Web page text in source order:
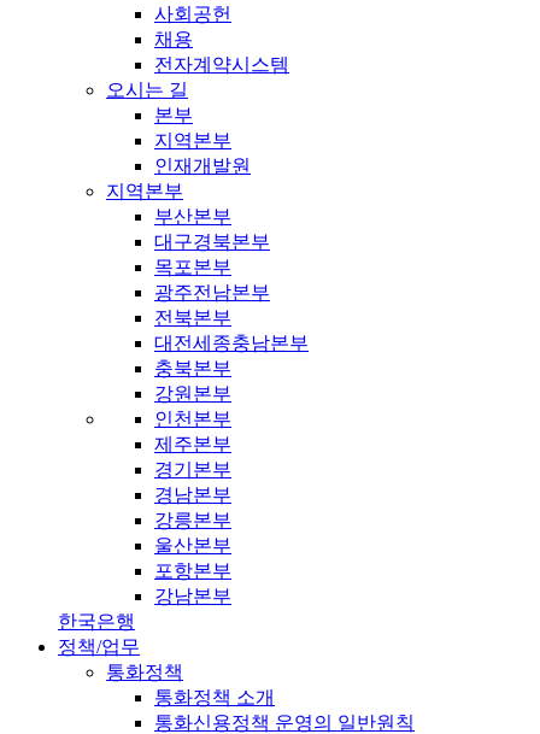
사회공헌
채용
전자계약시스템
오시는 길
본부
지역본부
인재개발원
지역본부
부산본부
대구경북본부
목포본부
광주전남본부
전북본부
대전세종충남본부
충북본부
강원본부
인천본부
제주본부
경기본부
경남본부
강릉본부
울산본부
포항본부
강남본부
한국은행
정책/업무
통화정책
통화정책 소개
통화신용정책 운영의 일반원칙